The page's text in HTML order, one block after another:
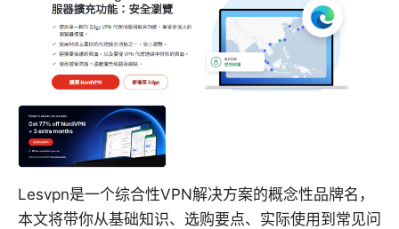
Lesvpn是一个综合性VPN解决方案的概念性品牌名，
本文将带你从基础知识、选购要点、实际使用到常见问